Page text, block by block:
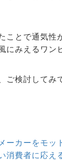
とで通気性
みえるワ
検討してみ
ーカーをモッ
費者に応え